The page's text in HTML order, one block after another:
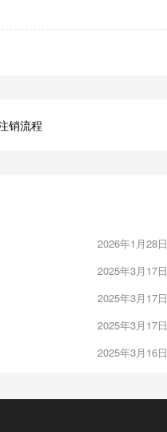
销流程
2026年1月28日
2025年3月17日
2025年3月17日
2025年3月17日
2025年3月16日